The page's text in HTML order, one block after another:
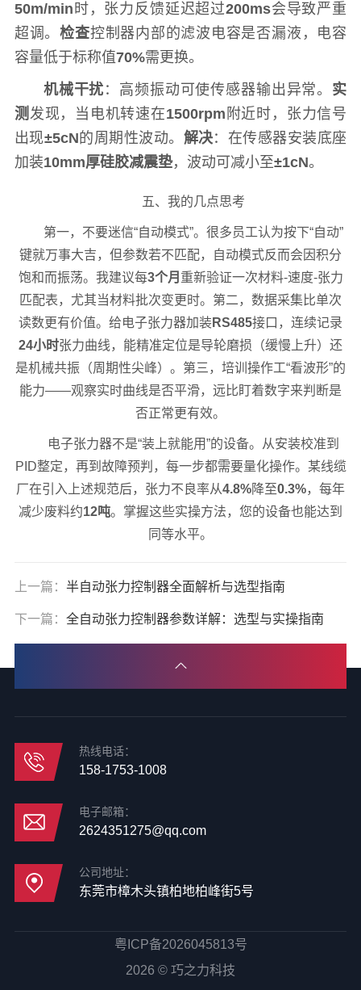
50m/min时，张力反馈延迟超过200ms会导致严重
超调。检查控制器内部的滤波电容是否漏液，电容
容量低于标称值70%需更换。
机械干扰 ：高频振动可使传感器输出异常。 实
测 发现，当电机转速在1500rpm 附近时，张力信号
出现±5cN的周期性波动。 解决：在传感器安装底座
加装10mm厚硅胶减震垫，波动可减小至±1cN。
五、我的几点思考
第一，不要迷信“自动模式”。很多员工认为按下“自动”
键就万事大吉，但参数若不匹配，自动模式反而会因积分
饱和而振荡。我建议每3个月 重新验证一次材料-速度-张力
匹配表，尤其当材料批次变更时。第二，数据采集比单次
读数更有价值。给电子张力器加装RS485接口，连续记录
24小时张力曲线，能精准定位是导轮磨损（缓慢上升）还
是机械共振（周期性尖峰）。第三，培训操作工“看波形”的
能力——观察实时曲线是否平滑，远比盯着数字来判断是
否正常更有效。
电子张力器不是“装上就能用”的设备。从安装校准到
PID整定，再到故障预判，每一步都需要量化操作。某线缆
厂在引入上述规范后，张力不良率从4.8%降至0.3%，每年
减少废料约12吨。掌握这些实操方法，您的设备也能达到
同等水平。
上一篇： 半自动张力控制器全面解析与选型指南
下一篇： 全自动张力控制器参数详解：选型与实操指南
热线电话：
158-1753-1008
电子邮箱：
2624351275@qq.com
公司地址：
东莞市樟木头镇柏地柏峰街5号
粤ICP备2026045813号
2026 © 巧之力科技